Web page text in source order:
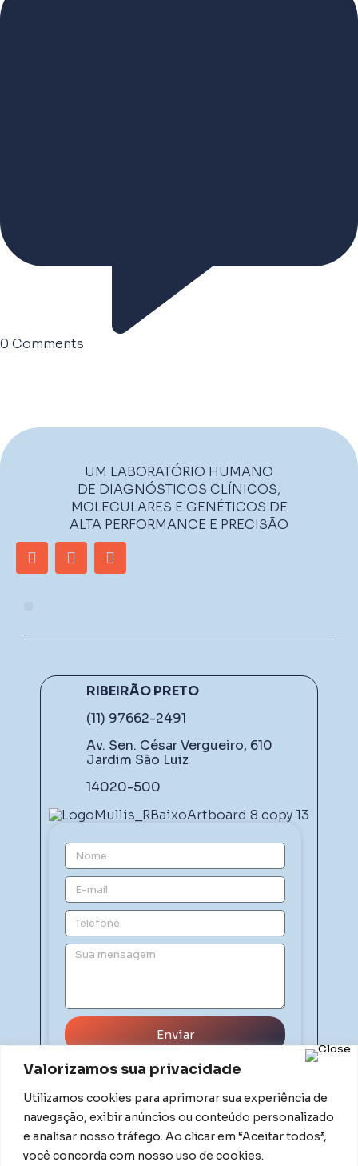
Valorizamos sua privacidade
Utilizamos cookies para aprimorar sua experiência de
navegação, exibir anúncios ou conteúdo personalizado
e analisar nosso tráfego. Ao clicar em “Aceitar todos”,
você concorda com nosso uso de cookies.
0 Comments
UM LABORATÓRIO HUMANO
DE DIAGNÓSTICOS CLÍNICOS,
MOLECULARES E GENÉTICOS DE
ALTA PERFORMANCE E PRECISÃO
RIBEIRÃO PRETO
(11) 97662-2491
Av. Sen. César Vergueiro, 610
Jardim São Luiz
14020-500
Enviar